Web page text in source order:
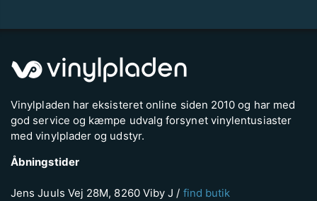
Vinylpladen har eksisteret online siden 2010 og har med
god service og kæmpe udvalg forsynet vinylentusiaster
med vinylplader og udstyr.
Åbningstider
Jens Juuls Vej 28M, 8260 Viby J / find butik